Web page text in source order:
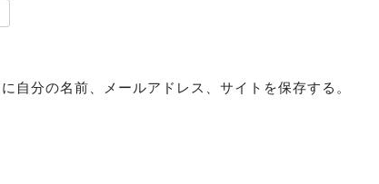
自分の名前、メールアドレス、サイトを保存する。